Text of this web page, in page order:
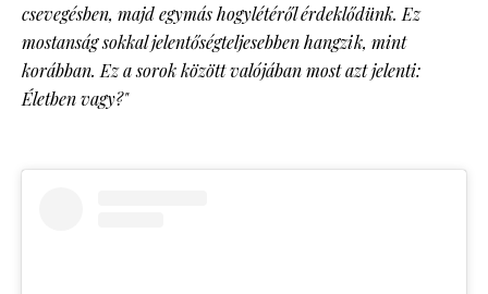
csevegésben, majd egymás hogylétéről érdeklődünk. Ez
mostanság sokkal jelentőségteljesebben hangzik, mint
korábban. Ez a sorok között valójában most azt jelenti:
Életben vagy?"